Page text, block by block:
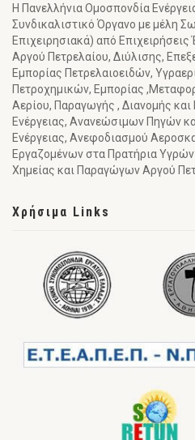
Η Πανελλήνια Ομοσπονδία
Συνδικαλιστικό Όργανο με μέλη
Επιχειρησιακά) από
Αργού Πετρελαίου, Διύλισης,
Εμπορίας Πετρελαιοειδών,
Πετροχημικών, Εμπορίας
Αερίου, Παραγωγής , Διανομής και
Ενέργειας, Ανανεώσιμων Πηγών
Ενέργειας, Ανεφοδιασμού
Εργαζομένων στα Πρατήρια
Χημείας και Παραγώγων Αργού
Χρήσιμα Links